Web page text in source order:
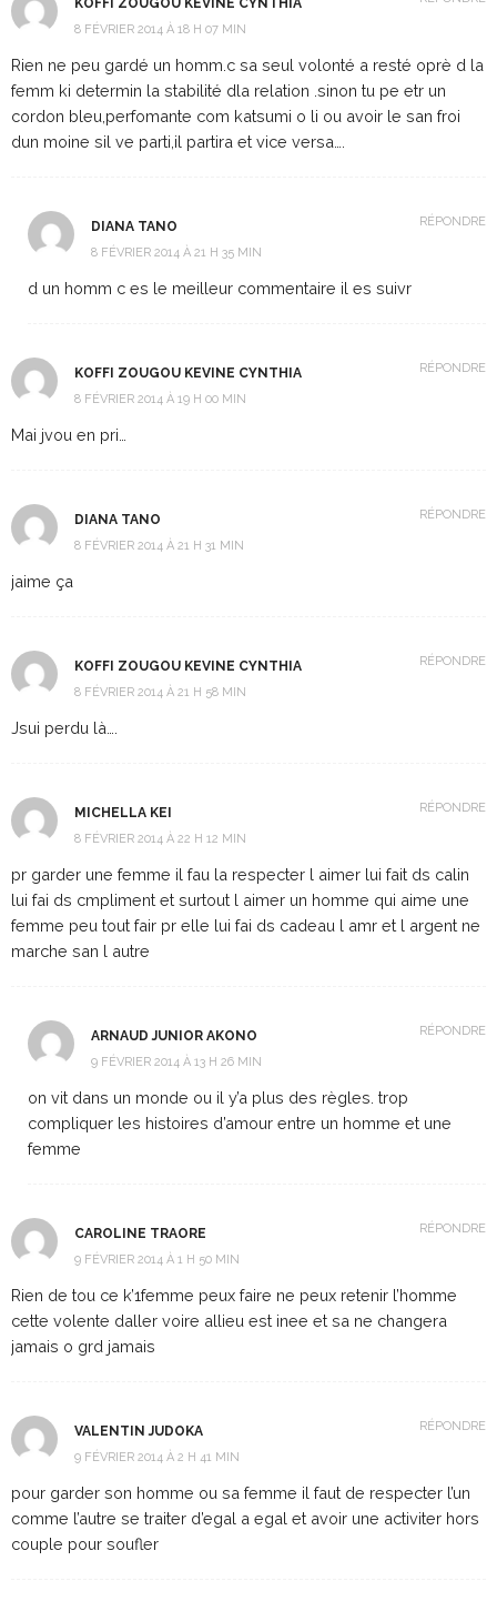
KOFFI ZOUGOU KEVINE CYNTHIA
8 FÉVRIER 2014 À 18 H 07 MIN
Rien ne peu gardé un homm.c sa seul volonté a resté oprè d la
femm ki determin la stabilité dla relation .sinon tu pe etr un
cordon bleu,perfomante com katsumi o li ou avoir le san froi
dun moine sil ve parti,il partira et vice versa….
DIANA TANO
8 FÉVRIER 2014 À 21 H 35 MIN
d un homm c es le meilleur commentaire il es suivr
RÉPONDRE
KOFFI ZOUGOU KEVINE CYNTHIA
8 FÉVRIER 2014 À 19 H 00 MIN
Mai jvou en pri…
RÉPONDRE
DIANA TANO
8 FÉVRIER 2014 À 21 H 31 MIN
jaime ça
RÉPONDRE
KOFFI ZOUGOU KEVINE CYNTHIA
8 FÉVRIER 2014 À 21 H 58 MIN
Jsui perdu là….
RÉPONDRE
MICHELLA KEI
8 FÉVRIER 2014 À 22 H 12 MIN
pr garder une femme il fau la respecter l aimer lui fait ds calin
lui fai ds cmpliment et surtout l aimer un homme qui aime une
femme peu tout fair pr elle lui fai ds cadeau l amr et l argent ne
marche san l autre
RÉPONDRE
ARNAUD JUNIOR AKONO
9 FÉVRIER 2014 À 13 H 26 MIN
on vit dans un monde ou il y’a plus des règles. trop
compliquer les histoires d’amour entre un homme et une
femme
RÉPONDRE
CAROLINE TRAORE
9 FÉVRIER 2014 À 1 H 50 MIN
Rien de tou ce k’1femme peux faire ne peux retenir l’homme
cette volente daller voire allieu est inee et sa ne changera
jamais o grd jamais
RÉPONDRE
VALENTIN JUDOKA
9 FÉVRIER 2014 À 2 H 41 MIN
pour garder son homme ou sa femme il faut de respecter l’un
comme l’autre se traiter d’egal a egal et avoir une activiter hors
couple pour soufler
RÉPONDRE